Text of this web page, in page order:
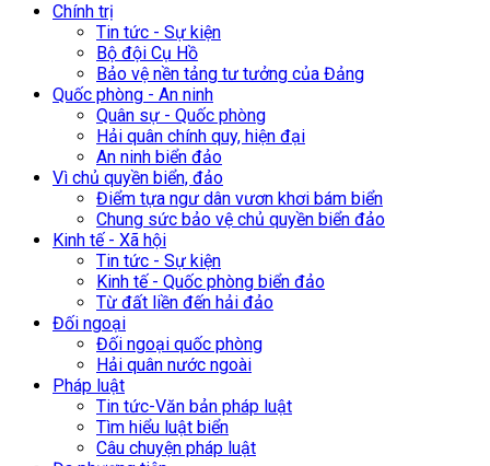
Chính trị
Tin tức - Sự kiện
Bộ đội Cụ Hồ
Bảo vệ nền tảng tư tưởng của Đảng
Quốc phòng - An ninh
Quân sự - Quốc phòng
Hải quân chính quy, hiện đại
An ninh biển đảo
Vì chủ quyền biển, đảo
Điểm tựa ngư dân vươn khơi bám biển
Chung sức bảo vệ chủ quyền biển đảo
Kinh tế - Xã hội
Tin tức - Sự kiện
Kinh tế - Quốc phòng biển đảo
Từ đất liền đến hải đảo
Đối ngoại
Đối ngoại quốc phòng
Hải quân nước ngoài
Pháp luật
Tin tức-Văn bản pháp luật
Tìm hiểu luật biển
Câu chuyện pháp luật